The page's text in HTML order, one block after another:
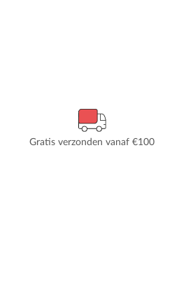
Gratis verzonden vanaf €100